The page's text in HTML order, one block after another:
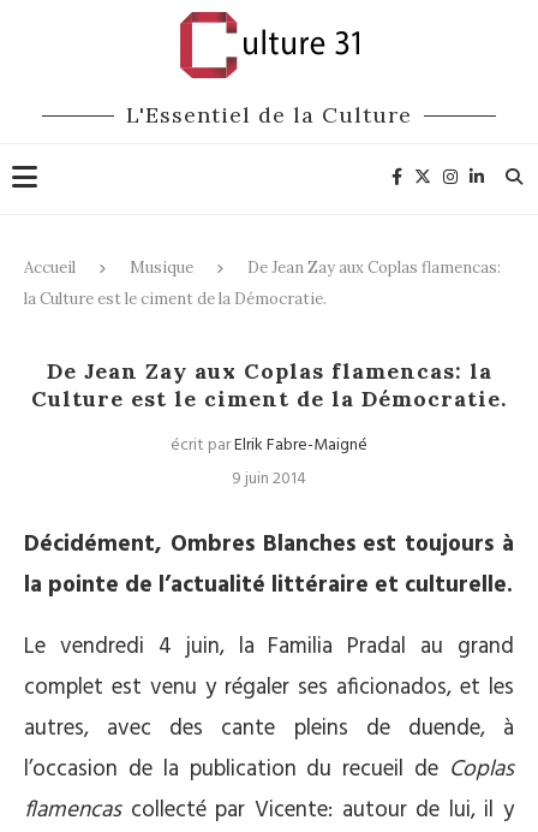
L'Essentiel de la Culture
Accueil Musique
De Jean Zay aux Coplas flamencas:
la Culture est le ciment de la Démocratie.
De Jean Zay aux Coplas flamencas: la
Culture est le ciment de la Démocratie.
écrit parElrik Fabre-Maigné
9 juin 2014
Décidément, Ombres Blanches est toujours à
la pointe de l’actualité littéraire et culturelle.
Le vendredi 4 juin, la Familia Pradal au grand
complet est venu y régaler ses aficionados, et les
autres, avec des cante pleins de duende, à
l’occasion de la publication du recueil de Coplas
flamencascollecté par Vicente: autour de lui, il y